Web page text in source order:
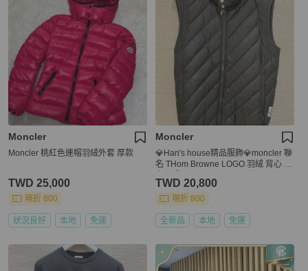
Moncler
Moncler 桃紅色連帽羽絨外套 厚款
TWD 25,000
現折 800
狀況良好 本地 免運
Moncler
💎Han's house精品服飾💎moncler 聯
名 THom Browne LOGO 羽絨 背心 外
TWD 20,800
現折 800
全新品 本地 免運